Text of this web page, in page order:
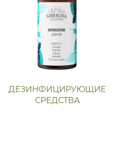
ДЕЗИНФИЦИРУЮЩИЕ
СРЕДСТВА